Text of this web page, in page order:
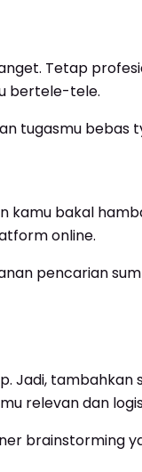
Tetap
bertele-tele.
tugasmu bebas
bakal
online.
pencarian
Jadi, tambahkan
relevan dan
brainstorming